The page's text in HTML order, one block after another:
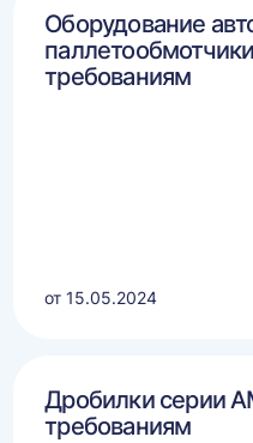
Оборудование
требованиям
от 15.05.2024
Дробилки серии
требованиям